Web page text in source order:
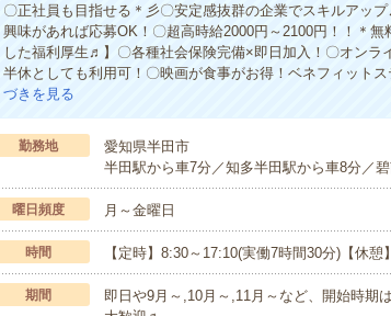
〇正社員も目指せる＊彡〇安定感抜群の企業でスキルアッ
興味があれば応募OK！〇超高時給2000円～2100円！！＊
した福利厚生♬】〇各種社会保険完備×即日加入！〇オンラ
半休としても利用可！〇映画が食事がお得！ベネフィット
づきを見る
勤務地
愛知県半田市
半田駅から車7分／知多半田駅から車8分／
曜日頻度 月～金曜日
時間 【定時】8:30～17:10(実働7時間30分)【休
期間
即日や9月～,10月～,11月～など、開始時期